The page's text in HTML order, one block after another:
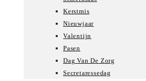
Kerstmis
Nieuwjaar
Valentijn
Pasen
Dag Van De Zorg
Secretaressedag